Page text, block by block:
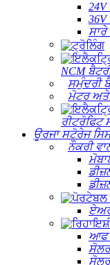
ਸਾਰੇ
NCM
ਸਮੁੰਦਰੀ
ਮੋਟਰ
ਰੀਟਰੋਫਿਟ
ਊਰਜਾ ਸਟੋਰੇਜ
ਨੌਕਰੀ
ਆਫ